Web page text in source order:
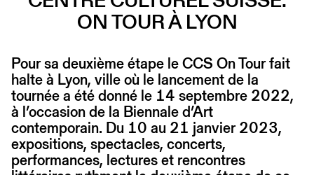
ON TOUR À LYON
Pour sa deuxième étape le CCS On Tour fait
halte à Lyon, ville où le lancement de la
tournée a été donné le 14 septembre 2022,
à l’occasion de la Biennale d’Art
contemporain. Du 10 au 21 janvier 2023,
expositions, spectacles, concerts,
performances, lectures et rencontres